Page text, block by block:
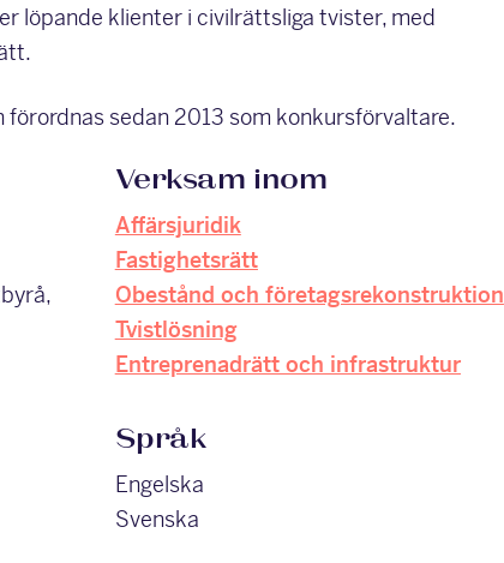
löpande klienter i civilrättsliga tvister, med
sedan 2013 som konkursförvaltare.
Verksam inom
Affärsjuridik
Fastighetsrätt
Obestånd och företagsrekonstruktion
Tvistlösning
Entreprenadrätt och infrastruktur
Språk
Engelska
Svenska